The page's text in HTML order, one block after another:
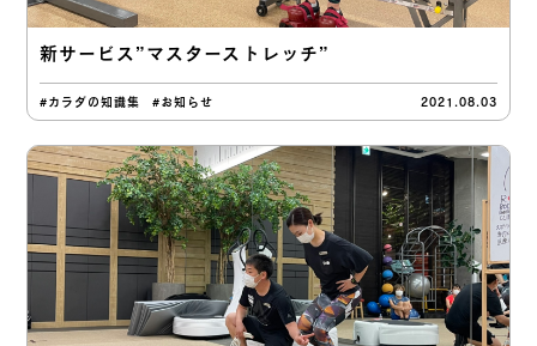
新サービス”マスターストレッチ”
#カラダの知識集 #お知らせ 2021.08.03